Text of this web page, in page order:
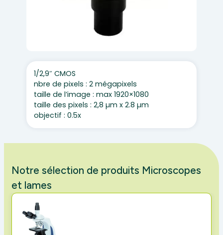
1/2,9″ CMOS
nbre de pixels : 2 mégapixels
taille de l’image : max 1920×1080
taille des pixels : 2,8 µm x 2.8 µm
objectif : 0.5x
Notre sélection de produits Microscopes
et lames